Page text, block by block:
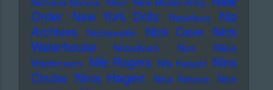
Order New York Dolls Newcleus
Nia
Archives
Nichtseattle Nick Cave
Nick
Waterhouse
Nickelback Nico
Nikko
Weidemann Nile Rogers Nils Keppel Nina
Chuba Nina Hagen Nina Simone
Nine